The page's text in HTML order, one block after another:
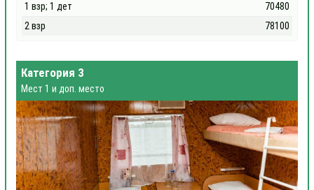
1 взр; 1 дет
70480
2 взр
78100
Категория 3
Мест 1 и доп. место